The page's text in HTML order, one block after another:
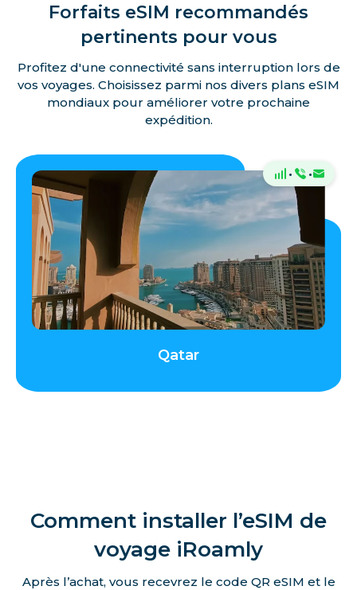
Forfaits eSIM recommandés
pertinents pour vous
Profitez d'une connectivité sans interruption lors de
vos voyages. Choisissez parmi nos divers plans eSIM
mondiaux pour améliorer votre prochaine
expédition.
· ·
Qatar
Comment installer l’eSIM de
voyage iRoamly
Après l’achat, vous recevrez le code QR eSIM et le